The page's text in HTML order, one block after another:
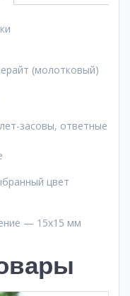
(молотковый)
засовы, ответные
цвет
— 15х15 мм